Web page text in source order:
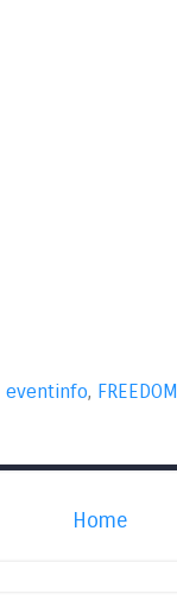
eventinfo, FREEDOM
Home